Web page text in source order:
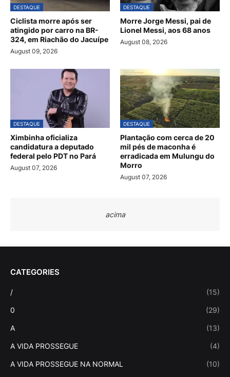
DESTAQUE
Ciclista morre após ser
atingido por carro na BR-
324, em Riachão do Jacuípe
August 09, 2026
DESTAQUE
Morre Jorge Messi, pai de
Lionel Messi, aos 68 anos
August 08, 2026
DESTAQUE
Ximbinha oficializa
candidatura a deputado
federal pelo PDT no Pará
August 07, 2026
DESTAQUE
Plantação com cerca de 20
mil pés de maconha é
erradicada em Mulungu do
Morro
August 07, 2026
acima
CATEGORIES
/ (15)
0 (29)
A (13)
A VIDA PROSSEGUE (4)
A VIDA PROSSEGUE NA NORMAL (10)